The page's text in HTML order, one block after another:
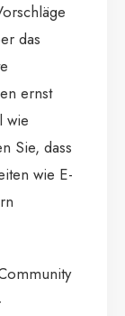
das
ernst
wie
Sie, dass
wie E-